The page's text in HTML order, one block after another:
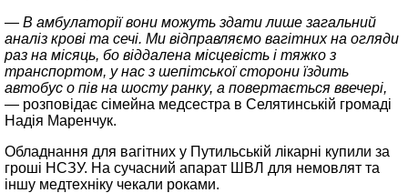
— В амбулаторії вони можуть здати лише загальний
аналіз крові та сечі. Ми відправляємо вагітних на огляди
раз на місяць, бо віддалена місцевість і тяжко з
транспортом, у нас з шепітської сторони їздить
автобус о пів на шосту ранку, а повертається ввечері,
— розповідає сімейна медсестра в Селятинській громаді
Надія Маренчук.
Обладнання для вагітних у Путильській лікарні купили за
гроші НСЗУ. На сучасний апарат ШВЛ для немовлят та
іншу медтехніку чекали роками.